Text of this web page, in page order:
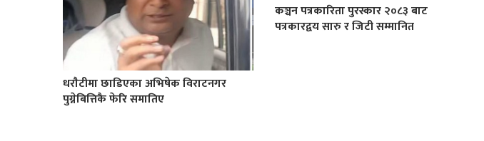
धराैटीमा छाडिएका अभिषेक विराटनगर
पुग्नेबित्तिकै फेरि समातिए
कञ्चन पत्रकारिता पुरस्कार २०८३ बाट
पत्रकारद्वय सारु र जिटी सम्मानित